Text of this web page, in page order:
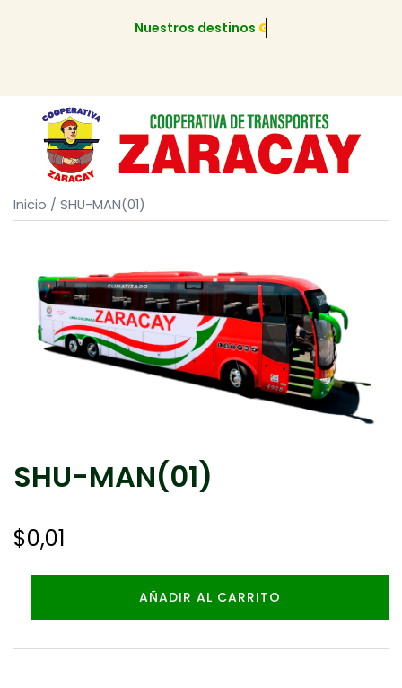
Nuestros destinos GUAYAQUIL
Inicio / SHU-MAN(01)
SHU-MAN(01)
$0,01
AÑADIR AL CARRITO